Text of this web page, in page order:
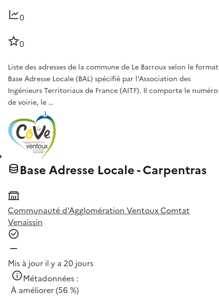
0
0
Liste des adresses de la commune de Le Barroux selon le format
Base Adresse Locale (BAL) spécifié par l'Association des
Ingénieurs Territoriaux de France (AITF). Il comporte le numéro
de voirie, le …
Base Adresse Locale - Carpentras
Communauté d'Agglomération Ventoux Comtat
Venaissin
Mis à jour il y a 20 jours
Métadonnées :
À améliorer(56 %)